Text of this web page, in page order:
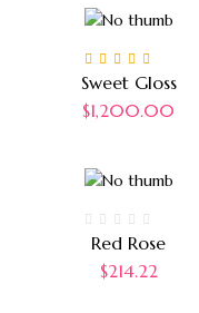
Note5.00sur 5
Sweet Gloss
$1,200.00
Red Rose
$214.22